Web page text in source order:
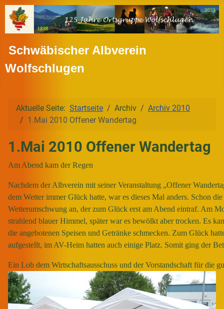
Schwäbischer Albverein
Wolfschlugen
Aktuelle Seite: Startseite Archiv
Archiv 2010
1.Mai 2010 Offener Wandertag
1.Mai 2010 Offener Wandertag
Am Abend kam der Regen
Nachdem der Albverein mit seiner Veranstaltung „Offener
dem Wetter immer Glück hatte, war es dieses Mal anders. Schon
Wetterumschwung an, der zum Glück erst am Abend eintraf. Am
strahlend blauer Himmel, später war es bewölkt aber trocken. Es
die angebotenen Speisen und Getränke schmecken. Zum Glück
aufgestellt, im AV-Heim hatten auch einige Platz. Somit ging der
Ein Lob dem Wirtschaftsausschuss und der Vorstandschaft für die